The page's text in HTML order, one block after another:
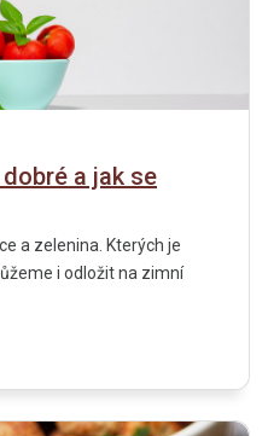
a jak se
a zelenina. Kterých je
i odložit na zimní